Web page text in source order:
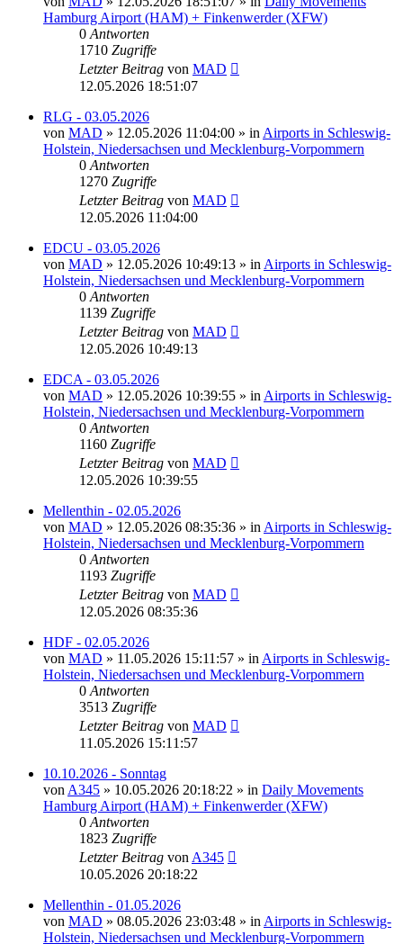
Hamburg Airport (HAM) + Finkenwerder (XFW)
0 Antworten
1710 Zugriffe
Letzter Beitrag von MAD
12.05.2026 18:51:07
RLG - 03.05.2026
von MAD » 12.05.2026 11:04:00 » in Airports in Schleswig-
Holstein, Niedersachsen und Mecklenburg-Vorpommern
0 Antworten
1270 Zugriffe
Letzter Beitrag von MAD
12.05.2026 11:04:00
EDCU - 03.05.2026
von MAD » 12.05.2026 10:49:13 » in Airports in Schleswig-
Holstein, Niedersachsen und Mecklenburg-Vorpommern
0 Antworten
1139 Zugriffe
Letzter Beitrag von MAD
12.05.2026 10:49:13
EDCA - 03.05.2026
von MAD » 12.05.2026 10:39:55 » in Airports in Schleswig-
Holstein, Niedersachsen und Mecklenburg-Vorpommern
0 Antworten
1160 Zugriffe
Letzter Beitrag von MAD
12.05.2026 10:39:55
Mellenthin - 02.05.2026
von MAD » 12.05.2026 08:35:36 » in Airports in Schleswig-
Holstein, Niedersachsen und Mecklenburg-Vorpommern
0 Antworten
1193 Zugriffe
Letzter Beitrag von MAD
12.05.2026 08:35:36
HDF - 02.05.2026
von MAD » 11.05.2026 15:11:57 » in Airports in Schleswig-
Holstein, Niedersachsen und Mecklenburg-Vorpommern
0 Antworten
3513 Zugriffe
Letzter Beitrag von MAD
11.05.2026 15:11:57
10.10.2026 - Sonntag
von A345 » 10.05.2026 20:18:22 » in Daily Movements
Hamburg Airport (HAM) + Finkenwerder (XFW)
0 Antworten
1823 Zugriffe
Letzter Beitrag von A345
10.05.2026 20:18:22
Mellenthin - 01.05.2026
von MAD » 08.05.2026 23:03:48 » in Airports in Schleswig-
Holstein, Niedersachsen und Mecklenburg-Vorpommern